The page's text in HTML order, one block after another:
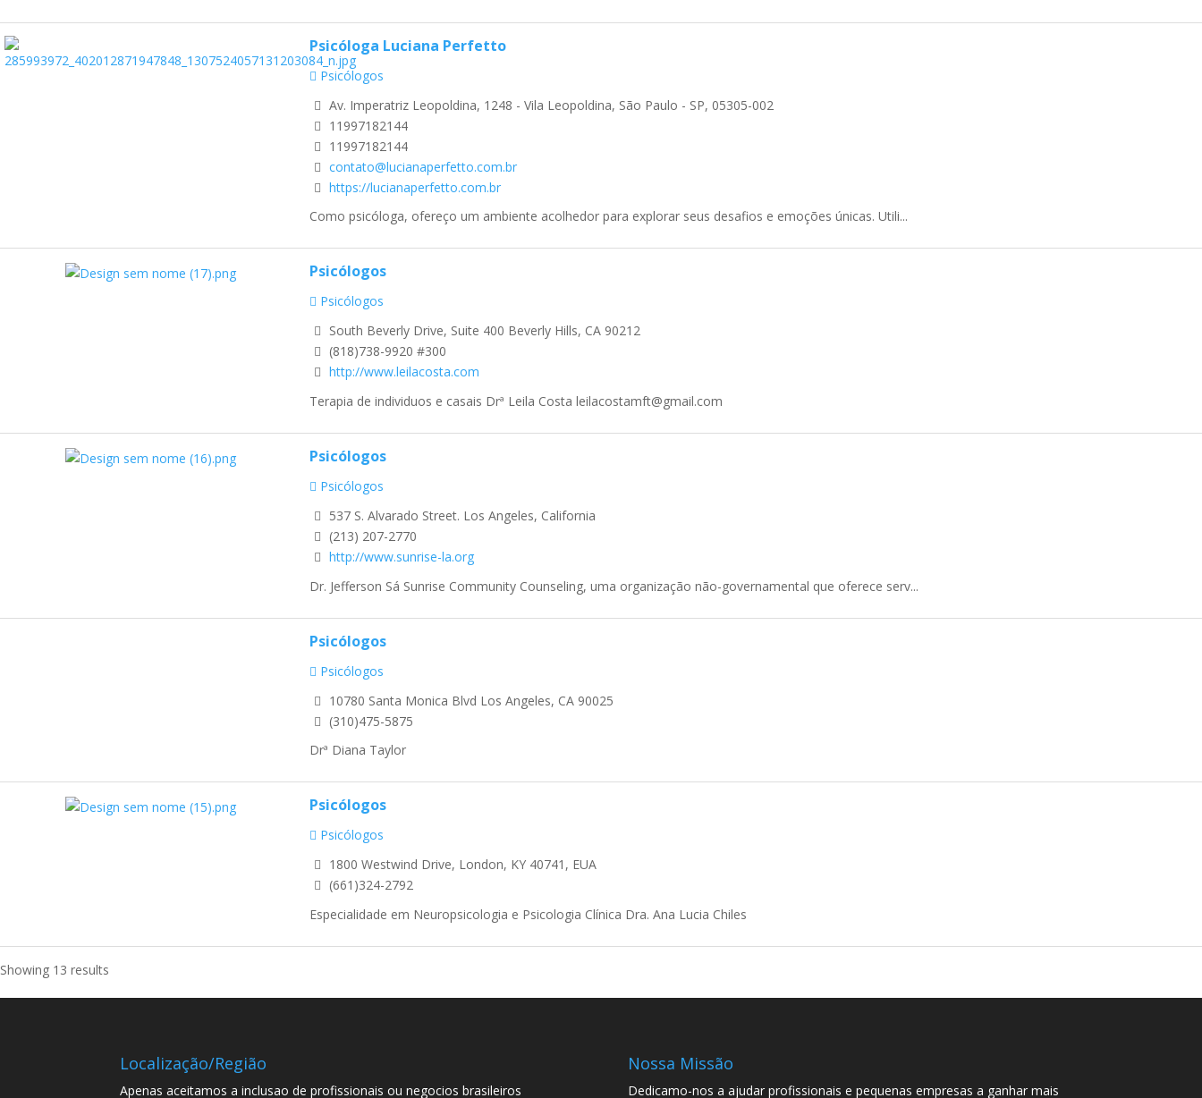
Psicóloga Luciana Perfetto
Psicólogos
Av. Imperatriz Leopoldina, 1248 - Vila Leopoldina, São Paulo - SP, 05305-002
11997182144
11997182144
contato@lucianaperfetto.com.br
https://lucianaperfetto.com.br
Como psicóloga, ofereço um ambiente acolhedor para explorar seus desafios e emoções únicas. Utili...
Psicólogos
Psicólogos
South Beverly Drive, Suite 400 Beverly Hills, CA 90212
(818)738-9920 #300
http://www.leilacosta.com
Terapia de individuos e casais Drª Leila Costa leilacostamft@gmail.com
Psicólogos
Psicólogos
537 S. Alvarado Street. Los Angeles, California
(213) 207-2770
http://www.sunrise-la.org
Dr. Jefferson Sá Sunrise Community Counseling, uma organização não-governamental que oferece serv...
Psicólogos
Psicólogos
10780 Santa Monica Blvd Los Angeles, CA 90025
(310)475-5875
Drª Diana Taylor
Psicólogos
Psicólogos
1800 Westwind Drive, London, KY 40741, EUA
(661)324-2792
Especialidade em Neuropsicologia e Psicologia Clínica Dra. Ana Lucia Chiles
Showing 13 results
Localização/Região
Apenas aceitamos a inclusao de profissionais ou negocios brasileiros
Nossa Missão
Dedicamo-nos a ajudar profissionais e pequenas empresas a ganhar mais